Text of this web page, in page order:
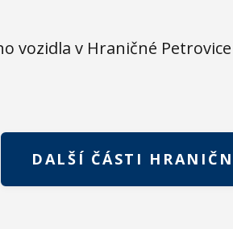
vozidla v Hraničné
DALŠÍ ČÁSTI